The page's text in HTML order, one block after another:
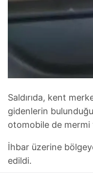
Saldırıda, kent
gidenlerin
otomobile de
İhbar üzerine
edildi.